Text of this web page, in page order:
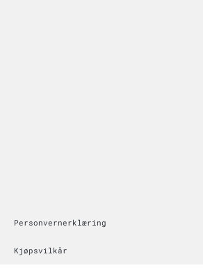
Personvernerklæring
Kjøpsvilkår